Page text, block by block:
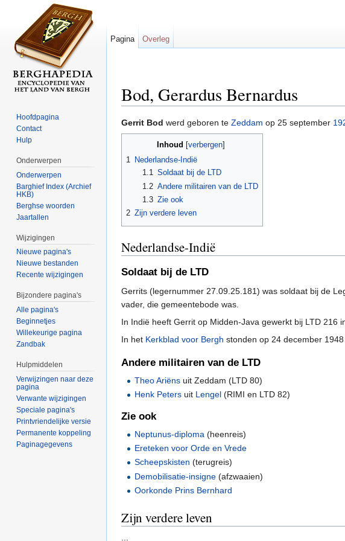
Bod, Gerardus Bernardus
Gerrit Bod werd geboren te Zeddam op 25 september
Inhoud verbergen
1 Nederlandse-Indië
1.1 Soldaat bij de LTD
1.2 Andere militairen van de LTD
1.3 Zie ook
2 Zijn verdere leven
Nederlandse-Indië
Soldaat bij de LTD
Gerrits (legernummer 27.09.25.181) was soldaat bij de
vader, die gemeentebode was.
In Indië heeft Gerrit op Midden-Java gewerkt bij LTD 216
In het Kerkblad voor Bergh stonden op 24 december
Andere militairen van de LTD
Theo Ariëns uit Zeddam (LTD 80)
Henk Peters uit Lengel (RIMI en LTD 82)
Zie ook
Neptunus-diploma (heenreis)
Ereteken voor Orde en Vrede
Scheepskisten (terugreis)
Demobilisatie-insigne (afzwaaien)
Oorkonde Prins Bernhard
Zijn verdere leven
Pagina Overleg
Hoofdpagina
Contact
Hulp
Onderwerpen
Onderwerpen
Barghief Index (Archief
HKB)
Berghse woorden
Jaartallen
Wijzigingen
Nieuwe pagina's
Nieuwe bestanden
Recente wijzigingen
Bijzondere pagina's
Alle pagina's
Beginnetjes
Willekeurige pagina
Zandbak
Hulpmiddelen
Verwijzingen naar deze
pagina
Verwante wijzigingen
Speciale pagina's
Printvriendelijke versie
Permanente koppeling
Paginagegevens